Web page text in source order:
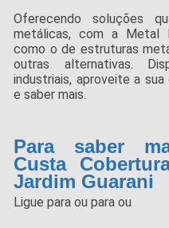
Oferecendo soluções
metálicas, com a Metal
como o de estruturas
outras alternativas.
industriais, aproveite a
e saber mais.
Para saber
Custa
Jardim Guarani
Ligue paraou paraou